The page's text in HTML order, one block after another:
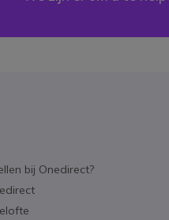
bij Onedirect?